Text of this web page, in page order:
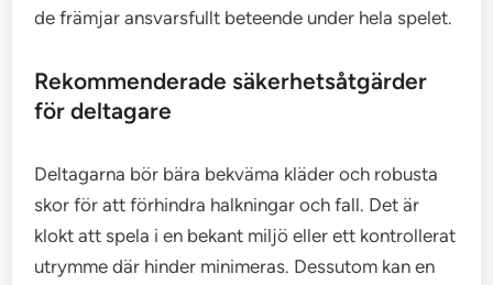
de främjar ansvarsfullt beteende under hela spelet.
Rekommenderade säkerhetsåtgärder
för deltagare
Deltagarna bör bära bekväma kläder och robusta
skor för att förhindra halkningar och fall. Det är
klokt att spela i en bekant miljö eller ett kontrollerat
utrymme där hinder minimeras. Dessutom kan en